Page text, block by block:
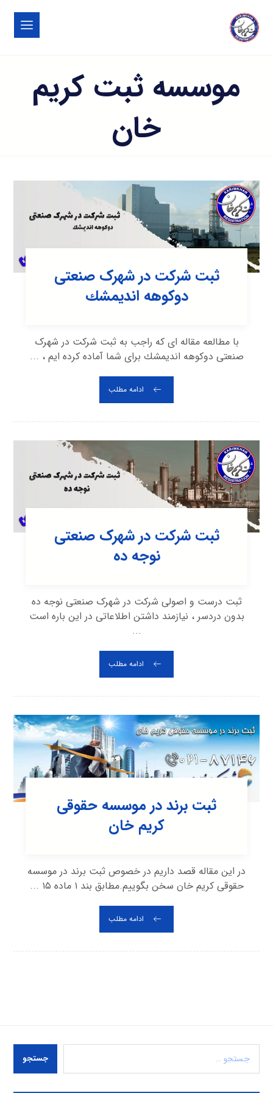
موسسه ثبت کریم
خان
ثبت شرکت در شهرک صنعتی
دوکوهه انديمشك
با مطالعه مقاله ای که راجب به ثبت شرکت در شهرک
صنعتی دوکوهه انديمشك برای شما آماده کرده ایم ، ...
ادامه مطلب
ثبت شرکت در شهرک صنعتی
نوجه ده
ثبت درست و اصولی شرکت در شهرک صنعتی نوجه ده
بدون دردسر ، نیازمند داشتن اطلاعاتی در این باره است
...
ادامه مطلب
ثبت برند در موسسه حقوقی
کریم خان
در این مقاله قصد داریم در خصوص ثبت برند در موسسه
حقوقی کریم خان سخن بگوییم.مطابق بند ۱ ماده ۱۵ ...
ادامه مطلب
جستجو